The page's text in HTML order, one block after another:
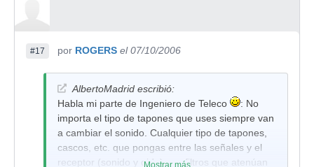
#17 por ROGERS el 07/10/2006
AlbertoMadrid escribió:
Habla mi parte de Ingeniero de Teleco
: No
importa el tipo de tapones que uses siempre van
a cambiar el sonido. Cualquier tipo de tapones,
cascos, etc. que pongas entre las señales y el
receptor (sonido y oido) son filtros que atenúan
Mostrar más